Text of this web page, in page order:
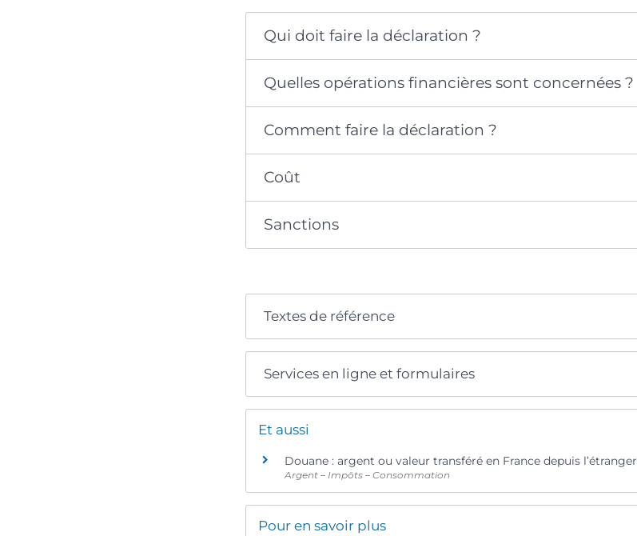
Qui doit faire la déclaration ?
Quelles opérations financières sont concernées ?
Comment faire la déclaration ?
Coût
Sanctions
Textes de référence
Services en ligne et formulaires
Et aussi
Douane : argent ou valeur transféré en France depuis l’étranger
Argent – Impôts – Consommation
Pour en savoir plus